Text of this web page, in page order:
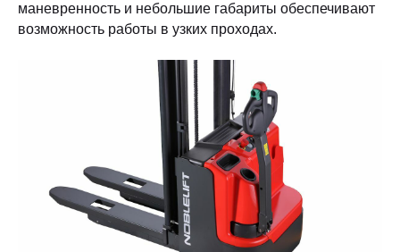
маневренность и небольшие габариты обеспечивают
возможность работы в узких проходах.